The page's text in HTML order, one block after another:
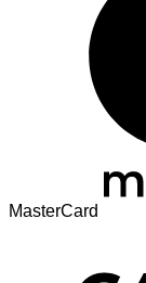
MasterCard